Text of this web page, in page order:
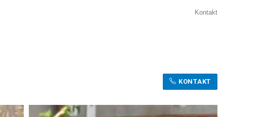
Kontakt
KONTAKT